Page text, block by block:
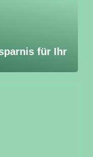
für Ihr